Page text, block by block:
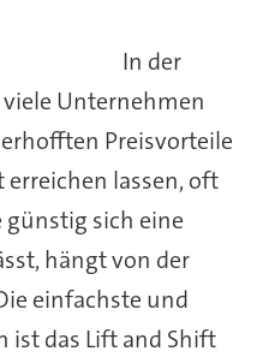
In der
Unternehmen
Preisvorteile
lassen, oft
günstig sich eine
hängt von der
einfachste und
ist das Lift and Shift